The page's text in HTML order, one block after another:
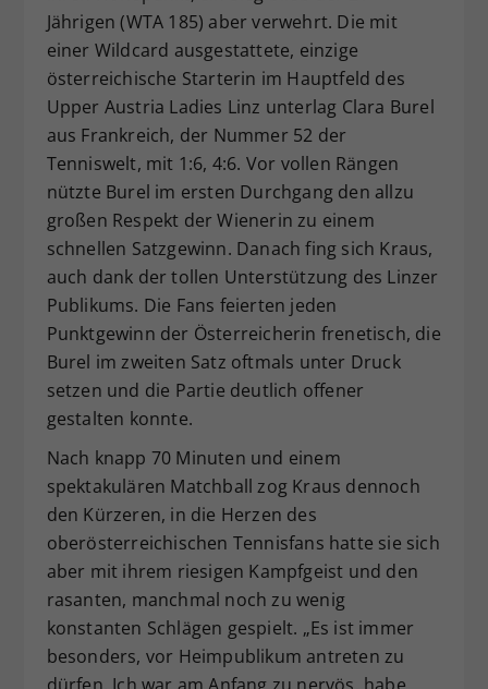
Jährigen (WTA 185) aber verwehrt. Die mit
einer Wildcard ausgestattete, einzige
österreichische Starterin im Hauptfeld des
Upper Austria Ladies Linz unterlag Clara Burel
aus Frankreich, der Nummer 52 der
Tenniswelt, mit 1:6, 4:6. Vor vollen Rängen
nützte Burel im ersten Durchgang den allzu
großen Respekt der Wienerin zu einem
schnellen Satzgewinn. Danach fing sich Kraus,
auch dank der tollen Unterstützung des Linzer
Publikums. Die Fans feierten jeden
Punktgewinn der Österreicherin frenetisch, die
Burel im zweiten Satz oftmals unter Druck
setzen und die Partie deutlich offener
gestalten konnte.
Nach knapp 70 Minuten und einem
spektakulären Matchball zog Kraus dennoch
den Kürzeren, in die Herzen des
oberösterreichischen Tennisfans hatte sie sich
aber mit ihrem riesigen Kampfgeist und den
rasanten, manchmal noch zu wenig
konstanten Schlägen gespielt. „Es ist immer
besonders, vor Heimpublikum antreten zu
Zweck
Dieser Wert speichert Ihre Consent-
Einstellungen. Unter anderem eine
zufällig generierte ID, für die
historische Speicherung Ihrer
vorgenommen Einstellungen, falls der
Webseiten-Betreiber dies eingestellt
hat.